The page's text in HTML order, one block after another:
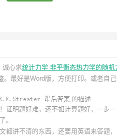
诚心求统计力学 非平衡态热力学的随
。最好是Word版，方便打印。或者自
的描述
证明题好难，还不如计算题好，一步
。
都讲不清的东西，还要用英语来答题